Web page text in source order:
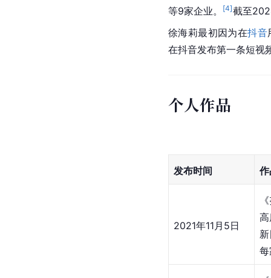
等9家企业。
[4]截至
徐海莉最初因为在抖音
在抖音发布第一条短视
个人作品
发布时间
2021年11月5日